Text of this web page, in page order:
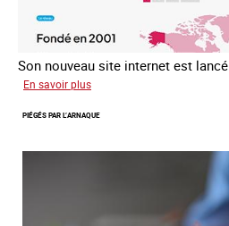
Son nouveau site internet est lancé
En savoir plus
réseau
contre
PIÉGÉS PAR L’ARNAQUE